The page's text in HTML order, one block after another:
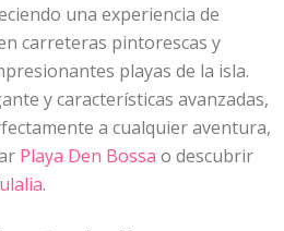
una experiencia de
carreteras pintorescas y
playas de la isla.
y características avanzadas,
a cualquier aventura,
Playa Den Bossa o descubrir
.